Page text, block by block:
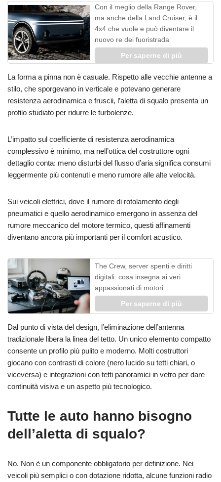
Con il meglio della Range Rover,
ma anche della Land Cruiser, è il
4x4 che vuole e può diventare il
nuovo re dei fuoristrada
Per saperne di più
La forma a pinna non è casuale. Rispetto alle vecchie antenne a
stilo, che sporgevano in verticale e potevano generare
resistenza aerodinamica e fruscii, l’aletta di squalo presenta un
profilo studiato per ridurre le turbolenze.
L’impatto sul coefficiente di resistenza aerodinamica
complessivo è minimo, ma nell’ottica del costruttore ogni
dettaglio conta: meno disturbi del flusso d’aria significa consumi
leggermente più contenuti e meno rumore alle alte velocità.
Sui veicoli elettrici, dove il rumore di rotolamento degli
pneumatici e quello aerodinamico emergono in assenza del
rumore meccanico del motore termico, questi affinamenti
diventano ancora più importanti per il comfort acustico.
The Crew, server spenti e diritti
digitali: cosa insegna ai veri
appassionati di motori
Per saperne di più
Dal punto di vista del design, l’eliminazione dell’antenna
tradizionale libera la linea del tetto. Un unico elemento compatto
consente un profilo più pulito e moderno. Molti costruttori
giocano con contrasti di colore (nero lucido su tetti chiari, o
viceversa) e integrazioni con tetti panoramici in vetro per dare
continuità visiva e un aspetto più tecnologico.
Tutte le auto hanno bisogno
dell’aletta di squalo?
No. Non è un componente obbligatorio per definizione. Nei
veicoli più semplici o con dotazione ridotta, alcune funzioni radio